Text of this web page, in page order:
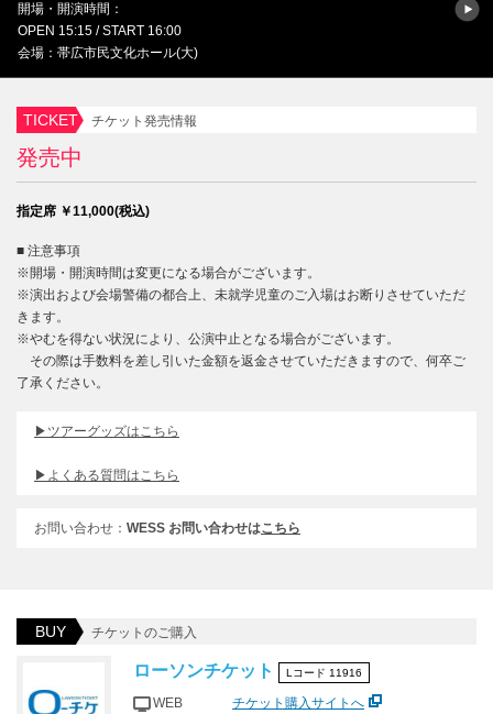
開場・開演時間：
OPEN 15:15 / START 16:00
会場：帯広市民文化ホール(大)
TICKET チケット発売情報
発売中
指定席 ￥11,000(税込)
■ 注意事項
※開場・開演時間は変更になる場合がございます。
※演出および会場警備の都合上、未就学児童のご入場はお断りさせていただ
きます。
※やむを得ない状況により、公演中止となる場合がございます。
その際は手数料を差し引いた金額を返金させていただきますので、何卒ご
了承ください。
▶ツアーグッズはこちら
▶よくある質問はこちら
お問い合わせ： WESS お問い合わせはこちら
BUY チケットのご購入
ローソンチケット Lコード 11916
WEB チケット購入サイトへ